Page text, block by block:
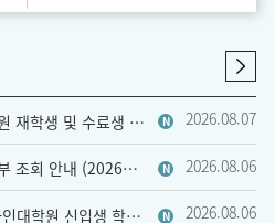
[등록] 2026학년도 2학기 대학원 재학생 및 수료생 등록금 납부 안내 (교과목등록생 제외) N 2026.08.07
[졸업] 2026 후기 졸업 확정 여부 조회 안내 (2026년 8월 졸업) N 2026.08.06
[신입생] 2026학년도 후기 디자인대학원 신입생 학번 조회 N 2026.08.06